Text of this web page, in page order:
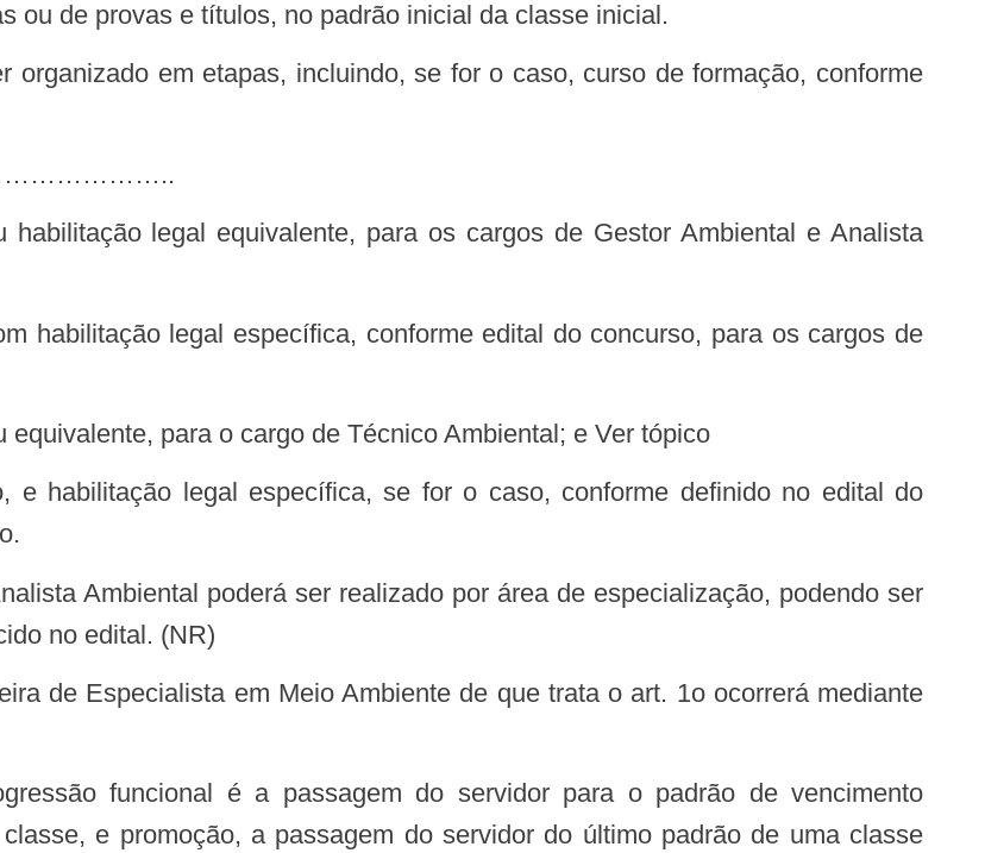
ou de provas e títulos, no padrão inicial da classe inicial.
em etapas, incluindo, se for o caso, curso de formação, conforme
legal equivalente, para os cargos de Gestor Ambiental e Analista
habilitação legal específica, conforme edital do concurso, para os cargos de
para o cargo de Técnico Ambiental; e Ver tópico
e habilitação legal específica, se for o caso, conforme definido no edital do
Ambiental poderá ser realizado por área de especialização, podendo ser
no edital. (NR)
funcional é a passagem do servidor para o padrão de vencimento
e promoção, a passagem do servidor do último padrão de uma classe